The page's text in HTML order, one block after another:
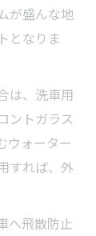
が盛んな地
となりま
は、洗車用
ントガラス
ウォーター
すれば、外
へ飛散防止